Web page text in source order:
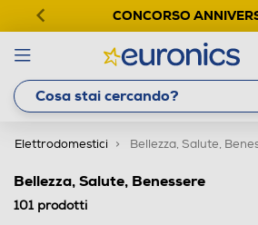
CONCORSO
Elettrodomestici Bellezza, Salute,
Bellezza, Salute, Benessere
101prodotti